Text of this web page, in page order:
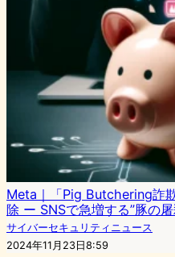
Meta｜「Pig Butchering詐
除 ー SNSで急増する”豚の
サイバーセキュリティニュース
2024年11月23日8:59